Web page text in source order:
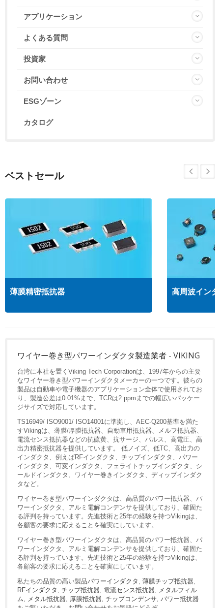
アプリケーション
よくある質問
投資家
お問い合わせ
ESGゾーン
カタログ
ベストセール
薄膜精密抵抗器 高周波イン
ワイヤー巻き型パワーインダクタ製造業者 - VIKING
台湾に本社を置くViking Tech Corporationは、1997年からの主要
なワイヤー巻き型パワーインダクタメーカーの一つです。彼らの
製品は自動車や電子機器のアプリケーション全体で使用されてお
り、製造公差は0.01%まで、TCRは2 ppmまでの幅広いパッケー
ジサイズで対応しています。
TS16949/ ISO9001/ ISO14001に準拠し、AEC-Q200基準を満た
すVikingは、薄膜/厚膜抵抗器、自動車用抵抗器、メルフ抵抗器、
電流センス抵抗器などの抗硫黄、抗サージ、パルス、高電圧、高
出力精密抵抗器を提供しています。 低ノイズ、低TC、高出力の
インダクタ、例えばRFインダクタ、チップインダクタ、パワー
インダクタ、可変インダクタ、フェライトチップインダクタ、シ
ールドインダクタ、ワイヤー巻きインダクタ、ディップインダク
タなど。
ワイヤー巻き型パワーインダクタは、高品質のパワー抵抗器、パ
ワーインダクタ、アルミ電解コンデンサを提供しており、確固た
る評判を持っています。先進技術と25年の経験を持つVikingは、
各顧客の要求に応えることを確実にしています。
ワイヤー巻き型パワーインダクタは、高品質のパワー抵抗器、パ
ワーインダクタ、アルミ電解コンデンサを提供しており、確固た
る評判を持っています。先進技術と25年の経験を持つVikingは、
各顧客の要求に応えることを確実にしています。
私たちの品質の高い製品パワーインダクタ 薄膜チップ抵抗器
RFインダクタ
チップ抵抗器 電流センス抵抗器
メタルフィル
ム
メタル抵抗器 厚膜抵抗器 チップコンデンサ パワー抵抗器